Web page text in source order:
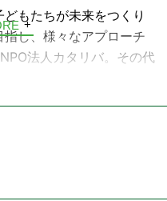
きます。
もたちが未来をつくり
し、様々なアプローチ
法人カタリバ。その代